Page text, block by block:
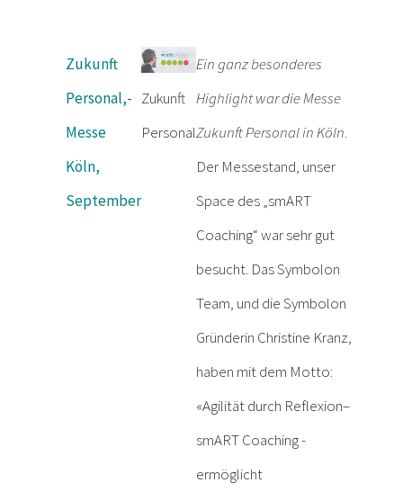
Zukunft
Personal,-
Messe
Köln,
September
Zukunft
Personal
Ein ganz besonderes
Highlight war die Messe
Zukunft Personal in Köln.
Der Messestand, unser
Space des „smART
Coaching“ war sehr gut
besucht. DasSymbolon
Team, und die Symbolon
Gründerin Christine Kranz,
haben mit dem Motto:
«Agilität durch Reflexion–
smART Coaching -
ermöglicht